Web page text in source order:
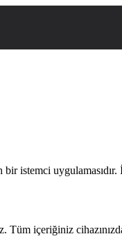
istemci
Tüm içeriğiniz